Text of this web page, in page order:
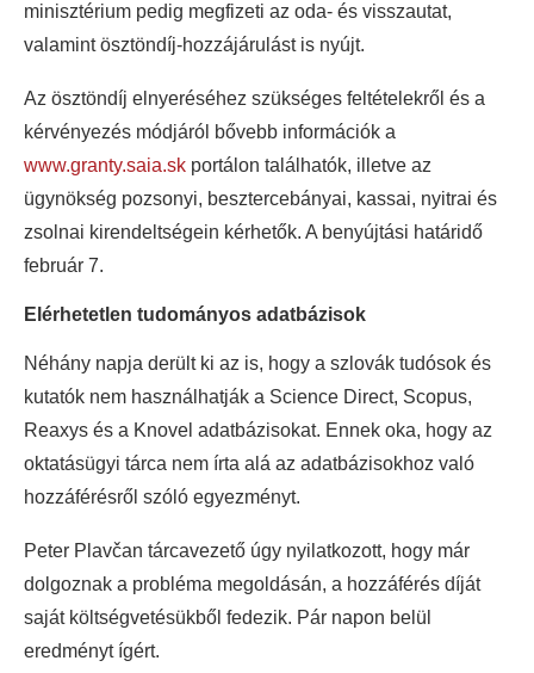
minisztérium pedig megfizeti az oda- és visszautat,
valamint ösztöndíj-hozzájárulást is nyújt.
Az ösztöndíj elnyeréséhez szükséges feltételekről és a
kérvényezés módjáról bővebb információk a
www.granty.saia.sk portálon találhatók, illetve az
ügynökség pozsonyi, besztercebányai, kassai, nyitrai és
zsolnai kirendeltségein kérhetők. A benyújtási határidő
február 7.
Elérhetetlen tudományos adatbázisok
Néhány napja derült ki az is, hogy a szlovák tudósok és
kutatók nem használhatják a Science Direct, Scopus,
Reaxys és a Knovel adatbázisokat. Ennek oka, hogy az
oktatásügyi tárca nem írta alá az adatbázisokhoz való
hozzáférésről szóló egyezményt.
Peter Plavčan tárcavezető úgy nyilatkozott, hogy már
dolgoznak a probléma megoldásán, a hozzáférés díját
saját költségvetésükből fedezik. Pár napon belül
eredményt ígért.